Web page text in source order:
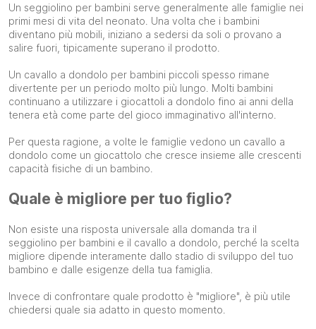
Un seggiolino per bambini serve generalmente alle famiglie nei
primi mesi di vita del neonato. Una volta che i bambini
diventano più mobili, iniziano a sedersi da soli o provano a
salire fuori, tipicamente superano il prodotto.
Un cavallo a dondolo per bambini piccoli spesso rimane
divertente per un periodo molto più lungo. Molti bambini
continuano a utilizzare i giocattoli a dondolo fino ai anni della
tenera età come parte del gioco immaginativo all'interno.
Per questa ragione, a volte le famiglie vedono un cavallo a
dondolo come un giocattolo che cresce insieme alle crescenti
capacità fisiche di un bambino.
Quale è migliore per tuo figlio?
Non esiste una risposta universale alla domanda tra il
seggiolino per bambini e il cavallo a dondolo, perché la scelta
migliore dipende interamente dallo stadio di sviluppo del tuo
bambino e dalle esigenze della tua famiglia.
Invece di confrontare quale prodotto è "migliore", è più utile
chiedersi quale sia adatto in questo momento.